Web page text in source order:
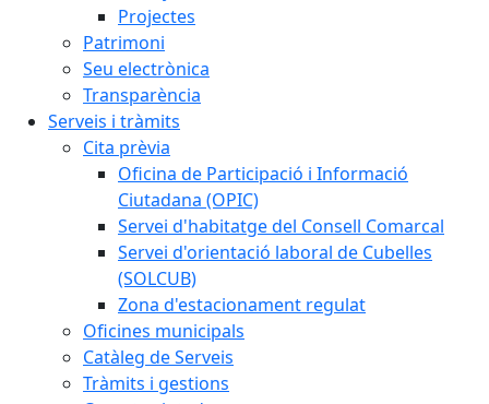
Projectes
Patrimoni
Seu electrònica
Transparència
Serveis i tràmits
Cita prèvia
Oficina de Participació i Informació
Ciutadana (OPIC)
Servei d'habitatge del Consell Comarcal
Servei d'orientació laboral de Cubelles
(SOLCUB)
Zona d'estacionament regulat
Oficines municipals
Catàleg de Serveis
Tràmits i gestions